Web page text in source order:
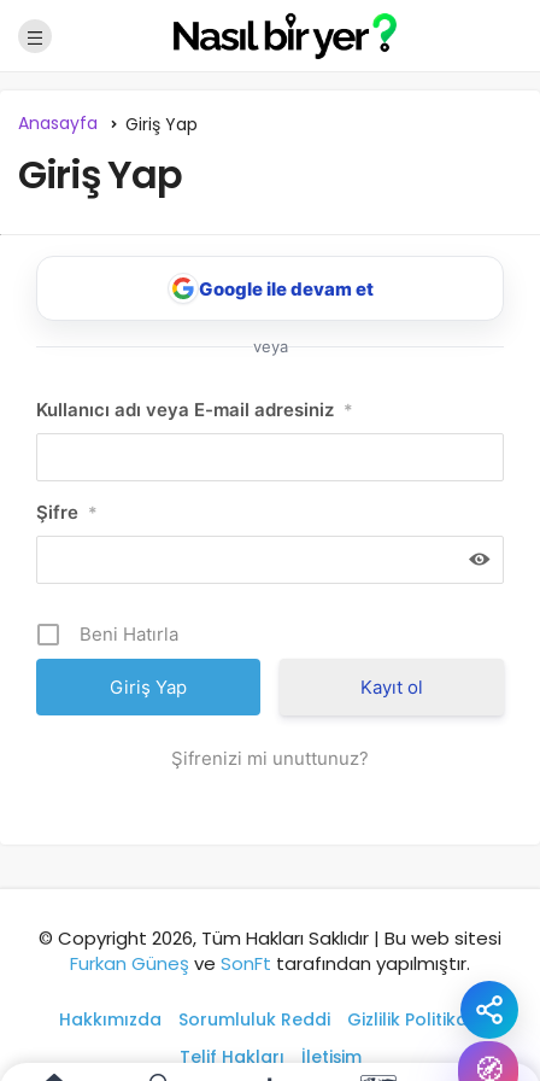
Anasayfa Giriş Yap
Giriş Yap
Google ile devam et
veya
Kullanıcı adı veya E-mail adresiniz *
Şifre *
Beni Hatırla
Kayıt ol
Şifrenizi mi unuttunuz?
© Copyright 2026, Tüm Hakları Saklıdır | Bu web sitesi
Furkan Güneş ve SonFt tarafından yapılmıştır.
Hakkımızda Sorumluluk Reddi
Gizlilik Politikası
Telif Hakları
İletişim 🧭
NBY Akıllı Asistan
AI kullanmadan, sitedeki gerçek yerlerle akıllı rota
⭐ Popüler
🏛️ Tarihi 🌿 Doğa
⚡ Kısa
Akıllı rota öner